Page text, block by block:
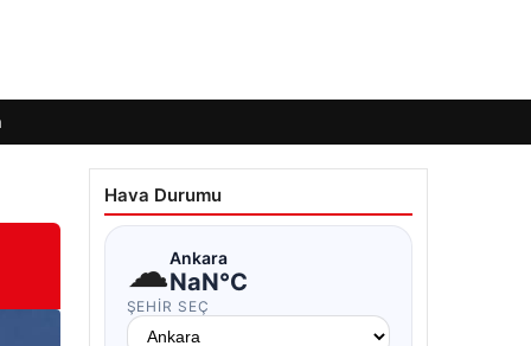
Hava Durumu
☁Ankara
NaN°C
ŞEHIR SEÇ